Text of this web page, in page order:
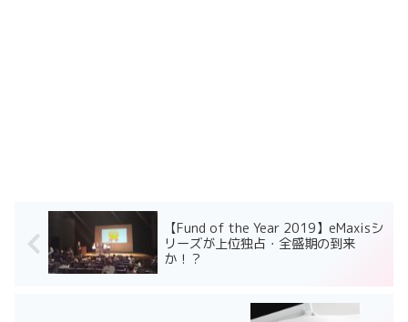
【Fund of the Year 2019】eMaxisシ
リーズが上位独占・全盛期の到来
か！？